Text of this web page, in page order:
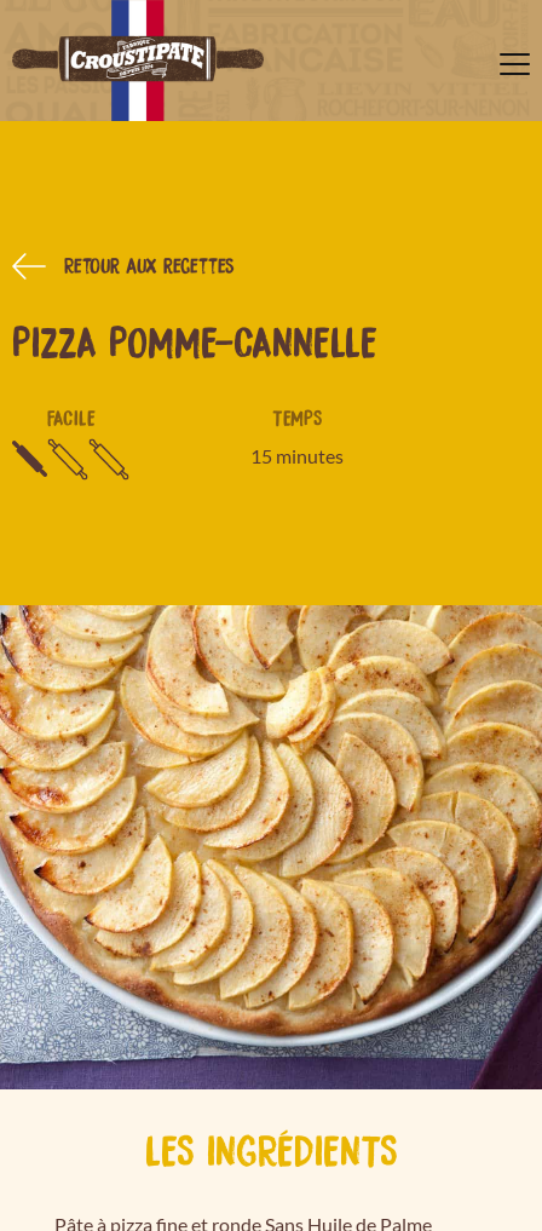
Retour aux recettes
PIZZA POMME-CANNELLE
FACILE TEMPS
15 minutes
LES INGRÉDIENTS
Pâte à pizza fine et ronde Sans Huile de Palme